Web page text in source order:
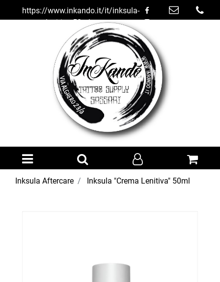
https://www.inkando.it/it/inksula-
crema-lenitiva-50ml
Open menu
Inksula Aftercare Inksula "Crema Lenitiva" 50ml